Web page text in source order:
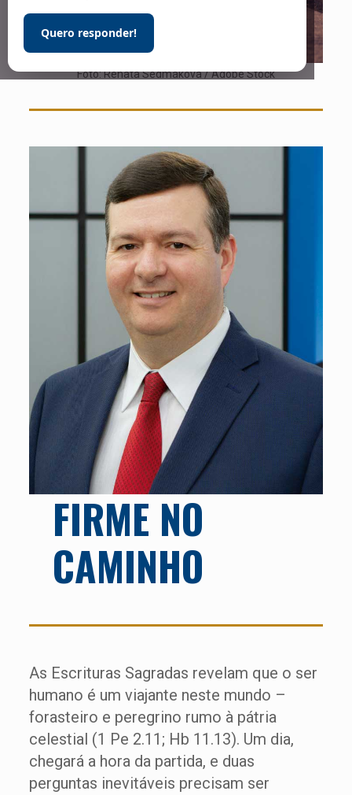
Quero responder!
Foto: Renáta Sedmáková / Adobe Stock
FIRME NO
CAMINHO
As Escrituras Sagradas revelam que o ser
humano é um viajante neste mundo –
forasteiro e peregrino rumo à pátria
celestial (1 Pe 2.11; Hb 11.13). Um dia,
chegará a hora da partida, e duas
perguntas inevitáveis precisam ser